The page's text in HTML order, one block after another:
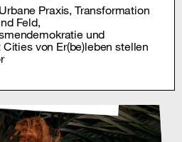
Praxis, Transformation
Feld,
und
Cities von Er(be)leben stellen